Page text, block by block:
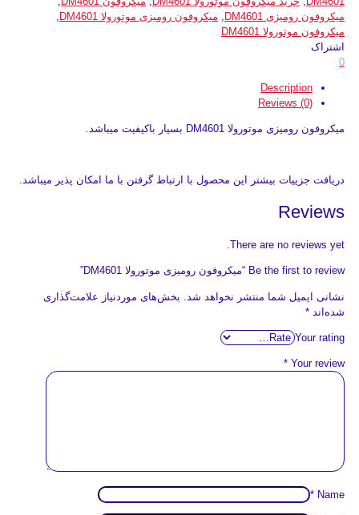
میکروفون رومیزی DM4601
میکروفون رومیزی موتورولا DM4601
میکروفون موتورولا DM4601
اشتراک
0
Description
Reviews (0)
میکروفون رومیزی موتورولا DM4601 بسیار باکیفیت میباشد.
دریافت جزییات بیشتر این محصول با ارتباط گرفتن با ما امکان پذیر میباشد.
Reviews
There are no reviews yet.
Be the first to review “میکروفون رومیزی موتورولا DM4601”
نشانی ایمیل شما منتشر نخواهد شد. بخش‌های موردنیاز علامت‌گذاری
شده‌اند *
Your rating
Your review
*
Name
*